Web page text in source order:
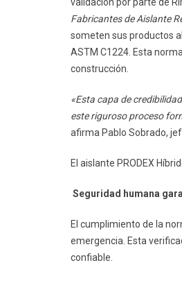
Fabricantes de Aislante
someten sus productos
ASTM C1224. Esta
construcción.
«Esta capa de
este riguroso proceso
afirma Pablo Sobrado,
El aislante PRODEX
Seguridad humana
El cumplimiento de la
emergencia. Esta
confiable.